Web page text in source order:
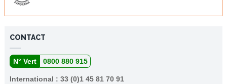
CONTACT
N° Vert 0800 880 915
International : 33 (0)1 45 81 70 91